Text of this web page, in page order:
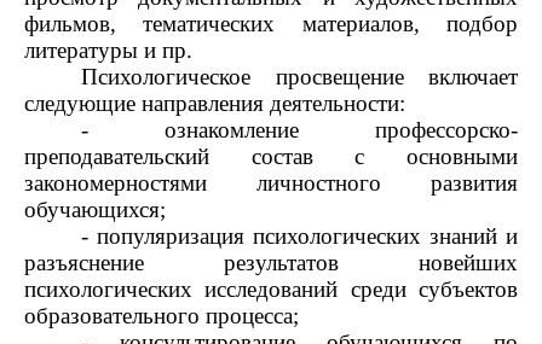
фильмов, тематических материалов, подбор
литературы и пр.
Психологическое просвещение включает
следующие направления деятельности:
- ознакомление профессорско-
преподавательский состав с основными
закономерностями личностного развития
обучающихся;
- популяризация психологических знаний и
разъяснение результатов новейших
психологических исследований среди субъектов
образовательного процесса;